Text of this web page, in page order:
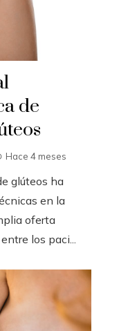
de
Hace 4 meses
glúteos ha
en la
oferta
los paci...